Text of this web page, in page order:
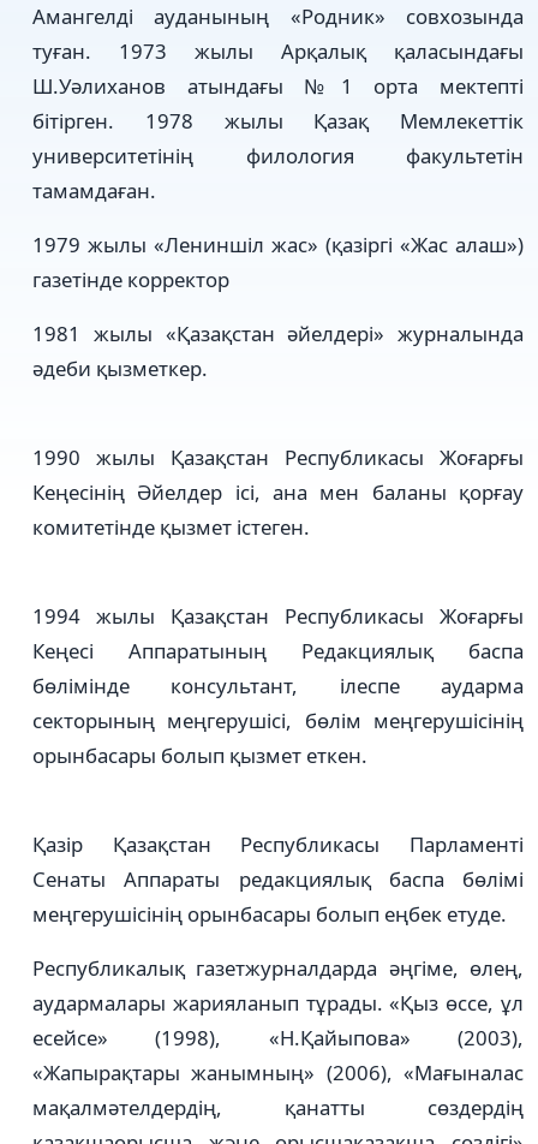
Амангелді ауданының «Родник» совхозында
туған. 1973 жылы Арқалық қаласындағы
Ш.Уәлиханов атындағы №1 орта мектепті
бітірген. 1978 жылы Қазақ Мемлекеттік
университетінің филология факультетін
тамамдаған.
1979 жылы «Лениншіл жас» (қазіргі «Жас алаш»)
газетінде корректор
1981 жылы «Қазақстан әйелдері» журналында
әдеби қызметкер.
1990 жылы Қазақстан Республикасы Жоғарғы
Кеңесінің Әйелдер ісі, ана мен баланы қорғау
комитетінде қызмет істеген.
1994 жылы Қазақстан Республикасы Жоғарғы
Кеңесі Аппаратының Редакциялық баспа
бөлімінде консультант, ілеспе аударма
секторының меңгерушісі, бөлім меңгерушісінің
орынбасары болып қызмет еткен.
Қазір Қазақстан Республикасы Парламенті
Сенаты Аппараты редакциялық баспа бөлімі
меңгерушісінің орынбасары болып еңбек етуде.
Республикалық газетжурналдарда әңгіме, өлең,
аудармалары жарияланып тұрады. «Қыз өссе, ұл
есейсе» (1998), «Н.Қайыпова» (2003),
«Жапырақтары жанымның» (2006), «Мағыналас
мақалмәтелдердің, қанатты сөздердің